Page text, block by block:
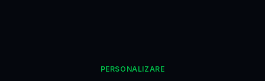
PERSONALIZARE